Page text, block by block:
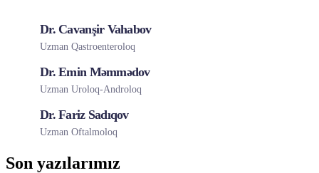
Dr. Cavanşir Vahabov
Uzman Qastroenteroloq
Dr. Emin Məmmədov
Uzman Uroloq-Androloq
Dr. Fariz Sadıqov
Uzman Oftalmoloq
Son yazılarımız